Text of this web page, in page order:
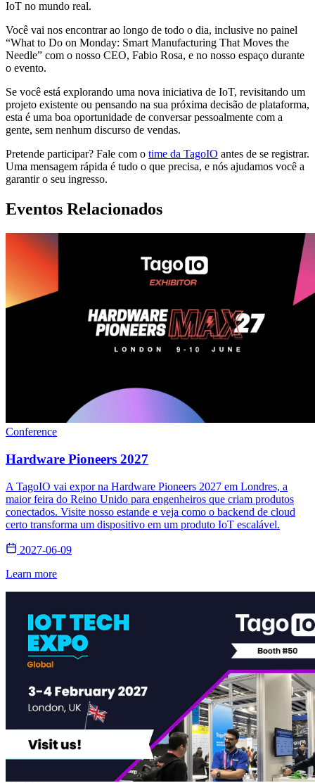
IoT no mundo real.
Você vai nos encontrar ao longo de todo o dia, inclusive no painel
“What to Do on Monday: Smart Manufacturing That Moves the
Needle” com o nosso CEO, Fabio Rosa, e no nosso espaço durante
o evento.
Se você está explorando uma nova iniciativa de IoT, revisitando um
projeto existente ou pensando na sua próxima decisão de plataforma,
esta é uma boa oportunidade de conversar pessoalmente com a
gente, sem nenhum discurso de vendas.
Pretende participar? Fale com o time da TagoIO antes de se registrar.
Uma mensagem rápida é tudo o que precisa, e nós ajudamos você a
garantir o seu ingresso.
Eventos Relacionados
Conference
Hardware Pioneers 2027
A TagoIO vai expor na Hardware Pioneers 2027 em Londres, a
maior feira do Reino Unido para engenheiros que criam produtos
conectados. Visite nosso estande e veja como o backend de cloud
certo transforma um dispositivo em um produto IoT escalável.
2027-06-09
Learn more